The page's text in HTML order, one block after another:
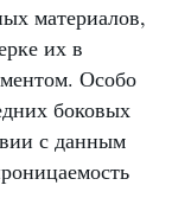
материалов,
их в
Особо
боковых
с данным